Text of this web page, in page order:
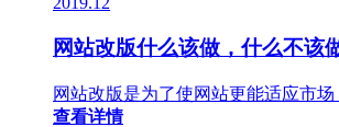
网站改版什么该做，什么不该
网站改版是为了使网站更能适应市场
查看详情